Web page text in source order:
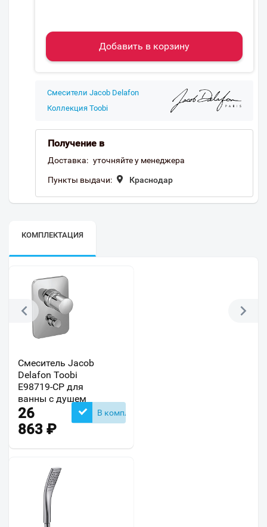
Добавить в корзину
Смесители Jacob Delafon
Коллекция Toobi
Получение в
Доставка: уточняйте у менеджера
Пункты выдачи: Краснодар
КОМПЛЕКТАЦИЯ
Смеситель Jacob
Delafon Toobi
E98719-CP для
ванны с душем
26
863 ₽
В комплекте